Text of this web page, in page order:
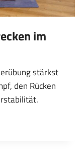
im
stärkst
den Rücken